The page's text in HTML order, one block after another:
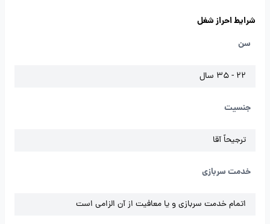
شرایط احراز شغل
سن
22 - 35 سال
جنسیت
ترجیحاً آقا
خدمت سربازی
اتمام خدمت سربازی و یا معافیت از آن الزامی است